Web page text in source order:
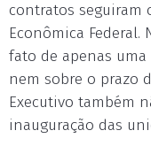
contratos seguiram
Econômica
fato de apenas
nem sobre o prazo
Executivo também
inauguração das